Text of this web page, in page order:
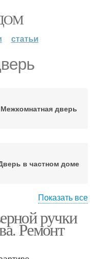
статьи
Межкомнатная дверь
в частном доме
двери
Показать все
ручки
Ремонт